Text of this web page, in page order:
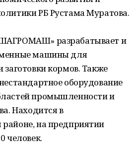
РБ Рустама Муратова.
разрабатывает и
машины для
заготовки кормов. Также
оборудование
промышленности и
Находится в
на предприятии
человек.